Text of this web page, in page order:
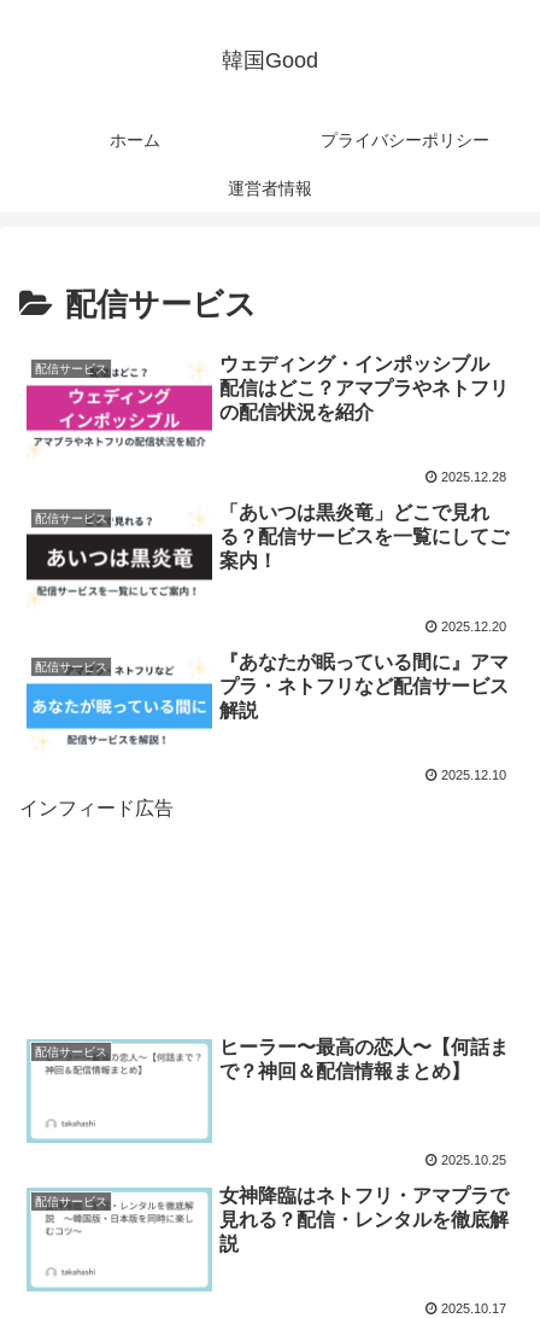
韓国Good
ホーム プライバシーポリシー
運営者情報
配信サービス
配信サービス
ウェディング・インポッシブル
配信はどこ？アマプラやネトフリ
の配信状況を紹介
2025.12.28
配信サービス
「あいつは黒炎竜」どこで見れ
る？配信サービスを一覧にしてご
案内！
2025.12.20
配信サービス
『あなたが眠っている間に』アマ
プラ・ネトフリなど配信サービス
解説
2025.12.10
インフィード広告
配信サービス
ヒーラー〜最高の恋人〜【何話ま
で？神回＆配信情報まとめ】
2025.10.25
配信サービス
女神降臨はネトフリ・アマプラで
見れる？配信・レンタルを徹底解
説
2025.10.17